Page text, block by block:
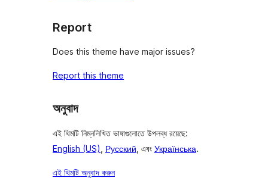
Report
Does this theme have major issues?
Report this theme
অনুবাদ
এই থিমটি নিম্নলিখিত ভাষাগুলোতে উপলব্ধ রয়েছে:
English (US)
Русский , এবং Українська.
এই থিমটি অনুবাদ করুন